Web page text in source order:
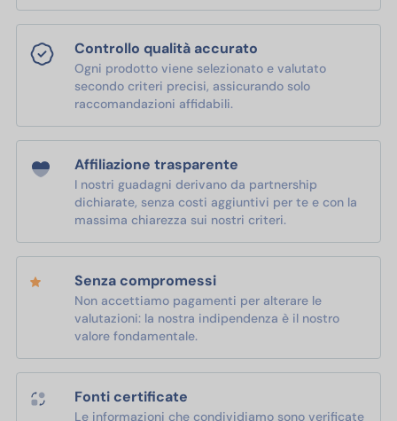
Controllo qualità accurato
Ogni prodotto viene selezionato e valutato
secondo criteri precisi, assicurando solo
raccomandazioni affidabili.
Affiliazione trasparente
I nostri guadagni derivano da partnership
dichiarate, senza costi aggiuntivi per te e con la
massima chiarezza sui nostri criteri.
Senza compromessi
Non accettiamo pagamenti per alterare le
valutazioni: la nostra indipendenza è il nostro
valore fondamentale.
Fonti certificate
Le informazioni che condividiamo sono verificate